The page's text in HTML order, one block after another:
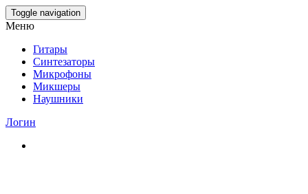
Skip
to
content
Toggle navigation
Меню
Гитары
Синтезаторы
Микрофоны
Микшеры
Наушники
Логин